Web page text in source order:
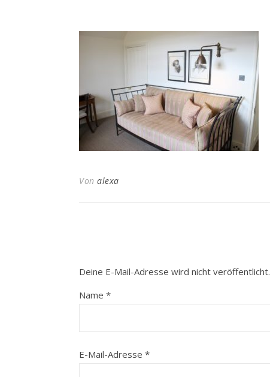
Von alexa
Deine E-Mail-Adresse wird nicht veröffentlicht.
Name *
E-Mail-Adresse *